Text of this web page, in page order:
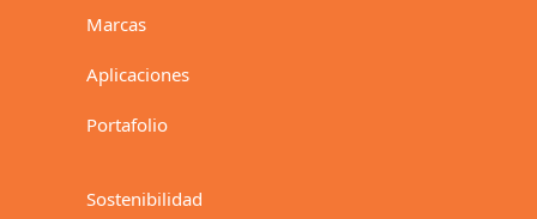
Marcas
Aplicaciones
Portafolio
Sostenibilidad